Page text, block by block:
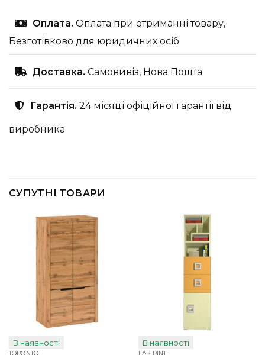
Оплата. Оплата при отриманні товару,
Безготівково для юридичних осіб
Доставка. Самовивіз, Нова Пошта
Гарантія. 24 місяці офіційної гарантії від
виробника
СУПУТНІ ТОВАРИ
В наявності
TORONTO
В наявності
LABIRINT